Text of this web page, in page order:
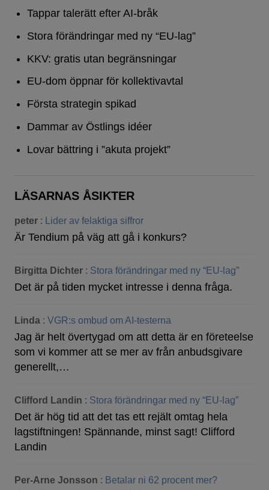
Tappar talerätt efter AI-bråk
Stora förändringar med ny “EU-lag”
KKV: gratis utan begränsningar
EU-dom öppnar för kollektivavtal
Första strategin spikad
Dammar av Östlings idéer
Lovar bättring i ”akuta projekt”
LÄSARNAS ÅSIKTER
peter : Lider av felaktiga siffror
Är Tendium på väg att gå i konkurs?
Birgitta Dichter : Stora förändringar med ny “EU-lag”
Det är på tiden mycket intresse i denna fråga.
Linda : VGR:s ombud om AI-testerna
Jag är helt övertygad om att detta är en företeelse
som vi kommer att se mer av från anbudsgivare
generellt,…
Clifford Landin : Stora förändringar med ny “EU-lag”
Det är hög tid att det tas ett rejält omtag hela
lagstiftningen! Spännande, minst sagt! Clifford
Landin
Per-Arne Jonsson : Betalar ni 62 procent mer?